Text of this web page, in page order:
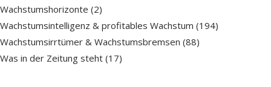
Wachstumshorizonte (2)
Wachstumsintelligenz & profitables Wachstum (194)
Wachstumsirrtümer & Wachstumsbremsen (88)
Was in der Zeitung steht (17)